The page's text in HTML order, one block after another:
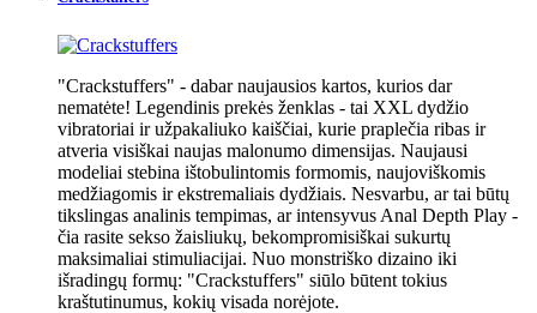
"Crackstuffers" - dabar naujausios kartos, kurios dar
nematėte! Legendinis prekės ženklas - tai XXL dydžio
vibratoriai ir užpakaliuko kaiščiai, kurie praplečia ribas ir
atveria visiškai naujas malonumo dimensijas. Naujausi
modeliai stebina ištobulintomis formomis, naujoviškomis
medžiagomis ir ekstremaliais dydžiais. Nesvarbu, ar tai būtų
tikslingas analinis tempimas, ar intensyvus Anal Depth Play -
čia rasite sekso žaisliukų, bekompromisiškai sukurtų
maksimaliai stimuliacijai. Nuo monstriško dizaino iki
išradingų formų: "Crackstuffers" siūlo būtent tokius
kraštutinumus, kokių visada norėjote.